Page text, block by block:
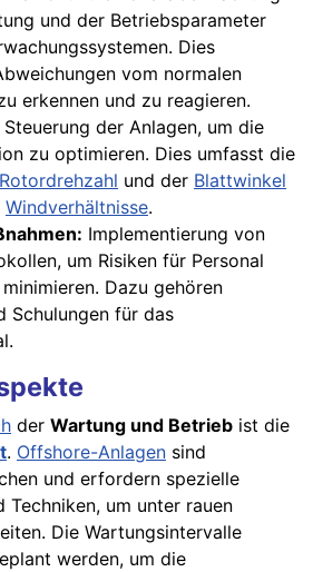
und der Betriebsparameter
Dies
vom normalen
erkennen und zu reagieren.
Steuerung der Anlagen, um die
zu optimieren. Dies umfasst die
Rotordrehzahl und der Blattwinkel
Windverhältnisse.
Implementierung von
um Risiken für Personal
Dazu gehören
Schulungen für das
der Wartung und Betrieb ist die
. Offshore-Anlagen sind
und erfordern spezielle
Techniken, um unter rauen
Die Wartungsintervalle
werden, um die